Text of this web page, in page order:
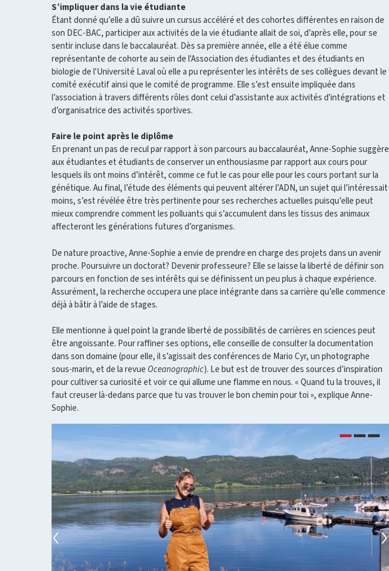
S’impliquer dans la vie étudiante
Étant donné qu’elle a dû suivre un cursus accéléré et des cohortes différentes en raison de
son DEC-BAC, participer aux activités de la vie étudiante allait de soi, d’après elle, pour se
sentir incluse dans le baccalauréat. Dès sa première année, elle a été élue comme
représentante de cohorte au sein de l'Association des étudiantes et des étudiants en
biologie de l'Université Laval où elle a pu représenter les intérêts de ses collègues devant le
comité exécutif ainsi que le comité de programme. Elle s’est ensuite impliquée dans
l’association à travers différents rôles dont celui d’assistante aux activités d'intégrations et
d’organisatrice des activités sportives.
Faire le point après le diplôme
En prenant un pas de recul par rapport à son parcours au baccalauréat, Anne-Sophie suggère
aux étudiantes et étudiants de conserver un enthousiasme par rapport aux cours pour
lesquels ils ont moins d’intérêt, comme ce fut le cas pour elle pour les cours portant sur la
génétique. Au final, l’étude des éléments qui peuvent altérer l’ADN, un sujet qui l’intéressait
moins, s’est révélée être très pertinente pour ses recherches actuelles puisqu’elle peut
mieux comprendre comment les polluants qui s’accumulent dans les tissus des animaux
affecteront les générations futures d’organismes.
De nature proactive, Anne-Sophie a envie de prendre en charge des projets dans un avenir
proche. Poursuivre un doctorat? Devenir professeure? Elle se laisse la liberté de définir son
parcours en fonction de ses intérêts qui se définissent un peu plus à chaque expérience.
Assurément, la recherche occupera une place intégrante dans sa carrière qu’elle commence
déjà à bâtir à l’aide de stages.
Elle mentionne à quel point la grande liberté de possibilités de carrières en sciences peut
être angoissante. Pour raffiner ses options, elle conseille de consulter la documentation
dans son domaine (pour elle, il s’agissait des conférences de Mario Cyr, un photographe
sous-marin, et de la revue Oceanographic). Le but est de trouver des sources d’inspiration
pour cultiver sa curiosité et voir ce qui allume une flamme en nous. « Quand tu la trouves, il
faut creuser là-dedans parce que tu vas trouver le bon chemin pour toi », explique Anne-
Sophie.